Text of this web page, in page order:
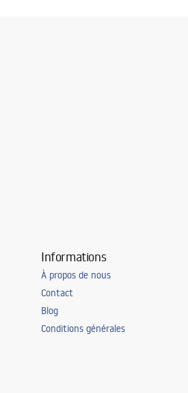
Informations
À propos de nous
Contact
Blog
Conditions générales